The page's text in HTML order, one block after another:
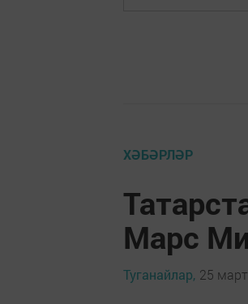
ХӘБӘРЛӘР
Марс
Туганайлар, 25